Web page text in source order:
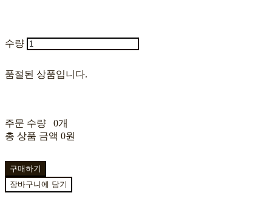
수량
품절된 상품입니다.
주문 수량
0개
총 상품 금액 0원
구매하기
장바구니에 담기